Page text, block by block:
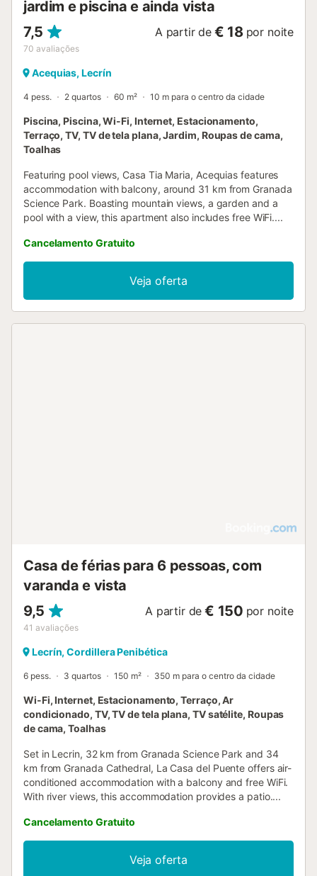
jardim e piscina e ainda vista
7,5
70 avaliações
A partir de € 18 por noite
Acequias, Lecrín
4 pess. 2 quartos 60 m² 10 m para o centro da cidade
Piscina, Piscina, Wi-Fi, Internet, Estacionamento,
Terraço, TV, TV de tela plana, Jardim, Roupas de cama,
Toalhas
Featuring pool views, Casa Tia Maria, Acequias features
accommodation with balcony, around 31 km from Granada
Science Park. Boasting mountain views, a garden and a
pool with a view, this apartment also includes free WiFi....
Cancelamento Gratuito
Veja oferta
Casa de férias para 6 pessoas, com
varanda e vista
9,5
41 avaliações
A partir de € 150 por noite
Lecrín, Cordillera Penibética
6 pess. 3 quartos 150 m² 350 m para o centro da cidade
Wi-Fi, Internet, Estacionamento, Terraço, Ar
condicionado, TV, TV de tela plana, TV satélite, Roupas
de cama, Toalhas
Set in Lecrin, 32 km from Granada Science Park and 34
km from Granada Cathedral, La Casa del Puente offers air-
conditioned accommodation with a balcony and free WiFi.
With river views, this accommodation provides a patio....
Cancelamento Gratuito
Veja oferta